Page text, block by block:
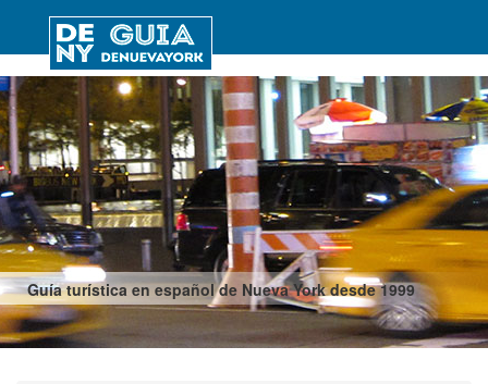
Guía turística en español de Nueva York desde 1999